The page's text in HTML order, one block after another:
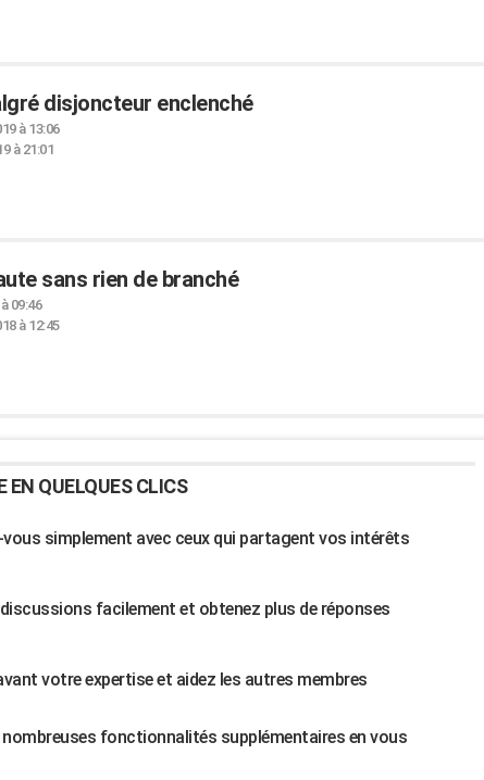
disjoncteur enclenché
à 13:06
à 21:01
sans rien de branché
09:46
à 12:45
EN QUELQUES CLICS
simplement avec ceux qui partagent vos intérêts
facilement et obtenez plus de réponses
votre expertise et aidez les autres membres
fonctionnalités supplémentaires en vous